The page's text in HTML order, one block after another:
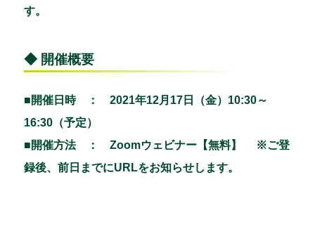
す。
◆ 開催概要
■開催日時 ： 2021年12月17日（金）10:30～
16:30（予定）
■開催方法 ： Zoomウェビナー【無料】 ※ご登
録後、前日までにURLをお知らせします。